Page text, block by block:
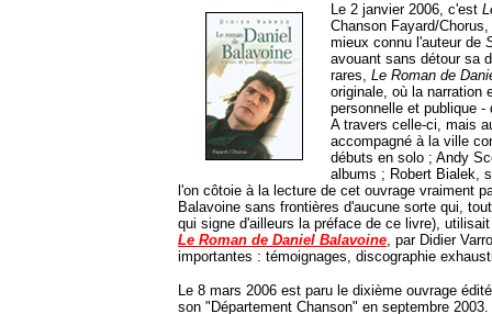
Le 2 janvier 2006, c'est
Chanson Fayard/
mieux connu l'auteur de
avouant sans détour sa
rares, Le Roman de
originale, où la narration
personnelle et publique
A travers celle-ci, mais
accompagné à la ville
débuts en solo ; Andy
albums ; Robert Bialek,
l'on côtoie à la lecture de cet ouvrage vraiment
Balavoine sans frontières d'aucune sorte qui,
qui signe d'ailleurs la préface de ce livre),
Le Roman de Daniel Balavoine, par Didier
importantes : témoignages, discographie
Le 8 mars 2006 est paru le dixième ouvrage
son "Département Chanson" en septembre